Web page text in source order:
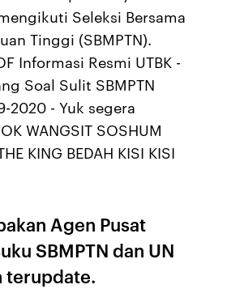
Seleksi Bersama
Tinggi (SBMPTN).
Informasi Resmi UTBK -
Soal Sulit SBMPTN
2020 - Yuk segera
WANGSIT SOSHUM
KING BEDAH KISI KISI
Agen Pusat
SBMPTN dan UN
terupdate.